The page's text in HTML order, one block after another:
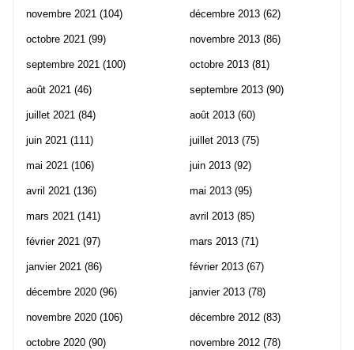
novembre 2021 (104)
octobre 2021 (99)
septembre 2021 (100)
août 2021 (46)
juillet 2021 (84)
juin 2021 (111)
mai 2021 (106)
avril 2021 (136)
mars 2021 (141)
février 2021 (97)
janvier 2021 (86)
décembre 2020 (96)
novembre 2020 (106)
octobre 2020 (90)
décembre 2013 (62)
novembre 2013 (86)
octobre 2013 (81)
septembre 2013 (90)
août 2013 (60)
juillet 2013 (75)
juin 2013 (92)
mai 2013 (95)
avril 2013 (85)
mars 2013 (71)
février 2013 (67)
janvier 2013 (78)
décembre 2012 (83)
novembre 2012 (78)